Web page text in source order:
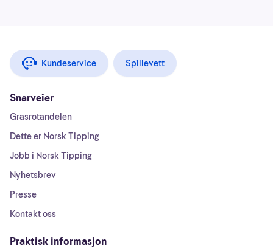
Kundeservice Spillevett
Snarveier
Grasrotandelen
Dette er Norsk Tipping
Jobb i Norsk Tipping
Nyhetsbrev
Presse
Kontakt oss
Praktisk informasjon